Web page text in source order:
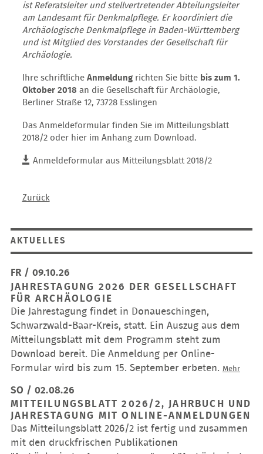
ist Referatsleiter und stellvertretender Abteilungsleiter
am Landesamt für Denkmalpflege. Er koordiniert die
Archäologische Denkmalpflege in Baden-Württemberg
und ist Mitglied des Vorstandes der Gesellschaft für
Archäologie.
Ihre schriftliche Anmeldungrichten Sie bitte bis zum 1.
Oktober 2018 an die Gesellschaft für Archäologie,
Berliner Straße 12, 73728 Esslingen
Das Anmeldeformular finden Sie im Mitteilungsblatt
2018/2 oder hier im Anhang zum Download.
Anmeldeformular aus Mitteilungsblatt 2018/2
Zurück
AKTUELLES
FR / 09.10.26
JAHRESTAGUNG 2026 DER GESELLSCHAFT
FÜR ARCHÄOLOGIE
Die Jahrestagung findet in Donaueschingen,
Schwarzwald-Baar-Kreis, statt. Ein Auszug aus dem
Mitteilungsblatt mit dem Programm steht zum
Download bereit. Die Anmeldung per Online-
Formular wird bis zum 15. September erbeten. Mehr
SO / 02.08.26
MITTEILUNGSBLATT 2026/2, JAHRBUCH UND
JAHRESTAGUNG MIT ONLINE-ANMELDUNGEN
Das Mitteilungsblatt 2026/2 ist fertig und zusammen
mit den druckfrischen Publikationen